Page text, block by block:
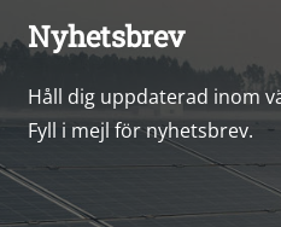
Nyhetsbrev
Håll dig uppdaterad inom
Fyll i mejl för nyhetsbrev.